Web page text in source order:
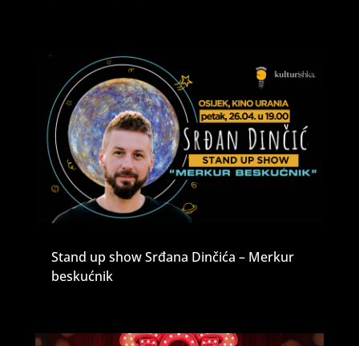
Stand up show Srđana Dinčića – Merkur
beskućnik